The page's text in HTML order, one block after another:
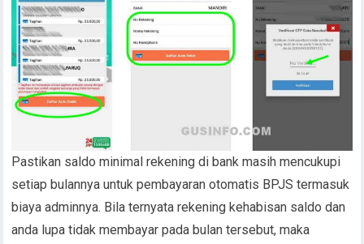
Pastikan saldo minimal rekening di bank masih mencukupi
setiap bulannya untuk pembayaran otomatis BPJS termasuk
biaya adminnya. Bila ternyata rekening kehabisan saldo dan
anda lupa tidak membayar pada bulan tersebut, maka